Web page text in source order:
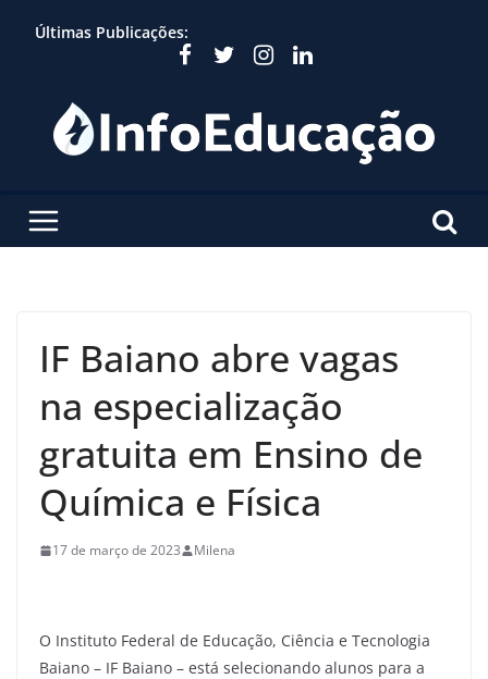
Últimas Publicações:
IF Baiano abre vagas
na especialização
gratuita em Ensino de
Química e Física
17 de março de 2023 Milena
O Instituto Federal de Educação, Ciência e Tecnologia
Baiano – IF Baiano – está selecionando alunos para a